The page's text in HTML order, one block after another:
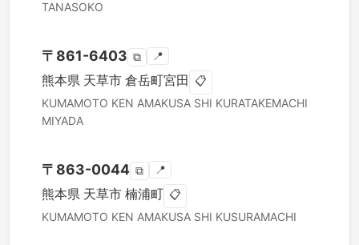
TANASOKO
〒 861-6403 ⧉ 📍
熊本県 天草市 倉岳町宮田 📋
KUMAMOTO KEN AMAKUSA SHI KURATAKEMACHI
MIYADA
〒 863-0044 ⧉ 📍
熊本県 天草市 楠浦町 📋
KUMAMOTO KEN AMAKUSA SHI KUSURAMACHI